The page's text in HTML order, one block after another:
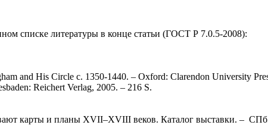
списке литературы в конце статьи (ГОСТ Р 7.0.5-2008):
and His Circle c. 1350-1440. – Oxford: Clarendon University
Reichert Verlag, 2005. – 216 S.
карты и планы XVII–XVIII веков. Каталог выставки. –